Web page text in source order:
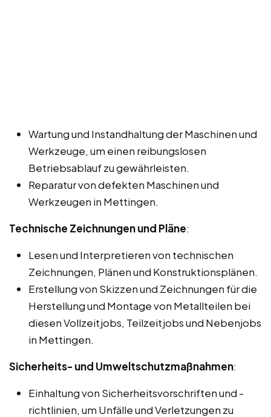
Wartung und Instandhaltung der Maschinen und
Werkzeuge, um einen reibungslosen
Betriebsablauf zu gewährleisten.
Reparatur von defekten Maschinen und
Werkzeugen in Mettingen.
Technische Zeichnungen und Pläne:
Lesen und Interpretieren von technischen
Zeichnungen, Plänen und Konstruktionsplänen.
Erstellung von Skizzen und Zeichnungen für die
Herstellung und Montage von Metallteilen bei
diesen Vollzeitjobs, Teilzeitjobs und Nebenjobs
in Mettingen.
Sicherheits- und Umweltschutzmaßnahmen:
Einhaltung von Sicherheitsvorschriften und -
richtlinien, um Unfälle und Verletzungen zu